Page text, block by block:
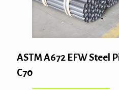
ASTM A672 EFW Steel
C70